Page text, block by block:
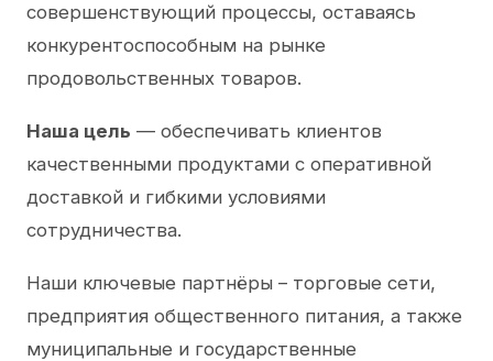
совершенствующий процессы, оставаясь
конкурентоспособным на рынке
продовольственных товаров.
Наша цель — обеспечивать клиентов
качественными продуктами с оперативной
доставкой и гибкими условиями
сотрудничества.
Наши ключевые партнёры – торговые сети,
предприятия общественного питания, а также
муниципальные и государственные